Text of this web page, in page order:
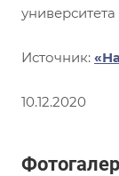
университета
Источник:
10.12.2020